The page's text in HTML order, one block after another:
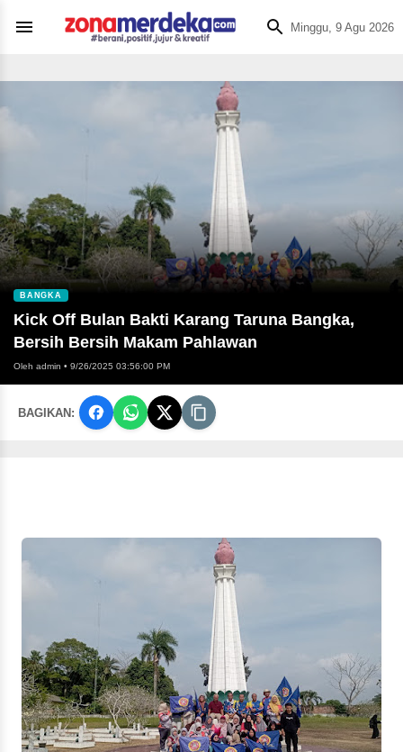
Minggu, 9 Agu 2026
BANGKA
Kick Off Bulan Bakti Karang Taruna Bangka,
Bersih Bersih Makam Pahlawan
Oleh admin • 9/26/2025 03:56:00 PM
BAGIKAN: